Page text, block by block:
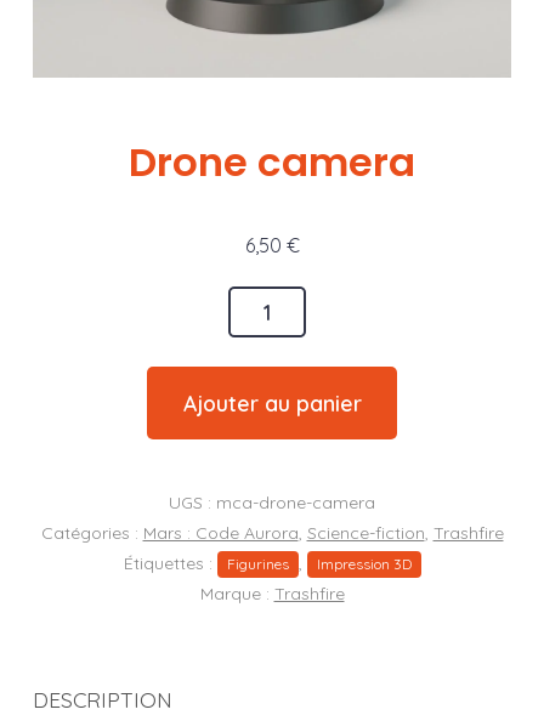
Drone camera
6,50 €
Ajouter au panier
UGS : mca-drone-camera
Catégories : Mars : Code Aurora, Science-fiction, Trashfire
Étiquettes :
Figurines , Impression 3D
Marque : Trashfire
DESCRIPTION